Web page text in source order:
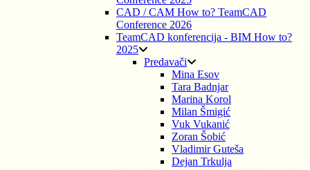
CAD / CAM How to? TeamCAD
Conference 2026
TeamCAD konferencija - BIM How to?
2025
Predavači
Mina Esov
Tara Badnjar
Marina Korol
Milan Šmigić
Vuk Vukanić
Zoran Šobić
Vladimir Guteša
Dejan Trkulja